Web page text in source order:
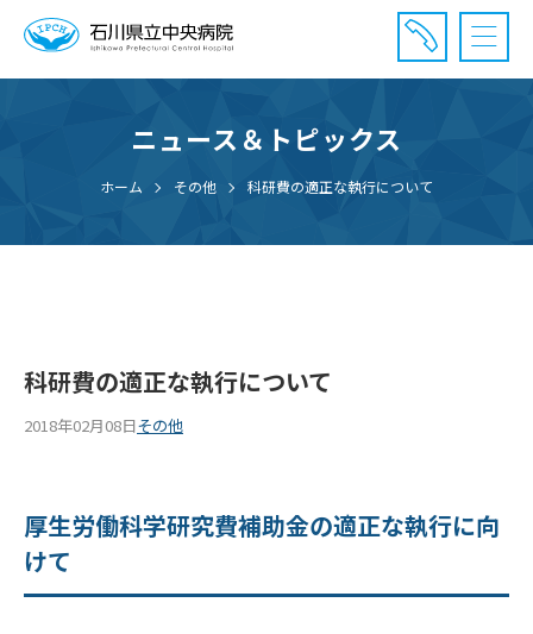
診療受付時間：午前8時20分〜午前11時20分まで
⾯会時間： 全日 午後2時〜午後7時まで
ニュース＆トピックス
ホーム その他 科研費の適正な執行について
科研費の適正な執行について
2018年02月08日その他
厚生労働科学研究費補助金の適正な執行に向
けて